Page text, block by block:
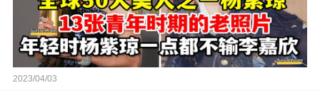
2023/04/03